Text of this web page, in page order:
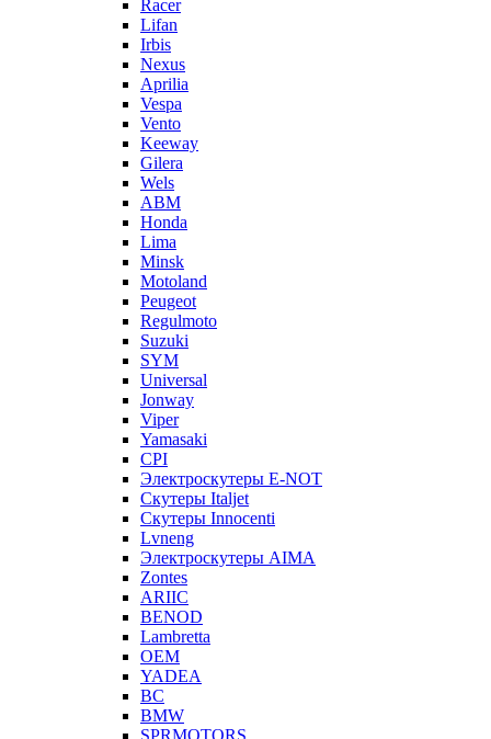
Racer
Lifan
Irbis
Nexus
Aprilia
Vespa
Vento
Keeway
Gilera
Wels
ABM
Honda
Lima
Minsk
Motoland
Peugeot
Regulmoto
Suzuki
SYM
Universal
Jonway
Viper
Yamasaki
CPI
Электроскутеры E-NOT
Скутеры Italjet
Скутеры Innocenti
Lvneng
Электроскутеры AIMA
Zontes
ARIIC
BENOD
Lambretta
OEM
YADEA
BC
BMW
SPRMOTORS